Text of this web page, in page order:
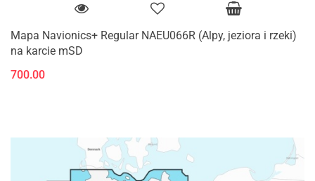
Mapa Navionics+ Regular NAEU066R (Alpy, jeziora i rzeki)
na karcie mSD
700.00